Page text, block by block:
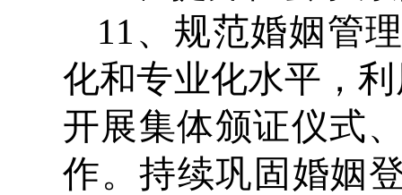
11、规范婚姻管
化和专业化水平，
开展集体颁证仪式
作。持续巩固婚姻